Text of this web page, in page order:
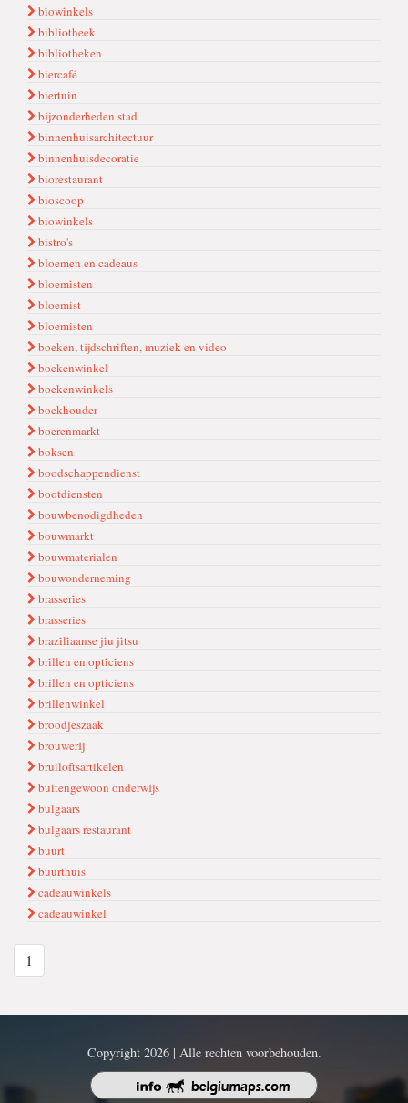
bi̇owi̇nkels
bibliotheek
bibliotheken
biercafé
biertuin
bijzonderheden stad
binnenhuisarchitectuur
binnenhuisdecoratie
biorestaurant
bioscoop
biowinkels
bistro's
bloemen en cadeaus
bloemi̇sten
bloemist
bloemisten
boeken, tijdschriften, muziek en video
boekenwinkel
boekenwinkels
boekhouder
boerenmarkt
boksen
boodschappendienst
bootdiensten
bouwbenodigdheden
bouwmarkt
bouwmaterialen
bouwonderneming
brasseri̇es
brasseries
brazi̇li̇aanse ji̇u ji̇tsu
bri̇llen en opti̇ci̇ens
brillen en opticiens
brillenwinkel
broodjeszaak
brouwerij
bruiloftsartikelen
buitengewoon onderwijs
bulgaars
bulgaars restaurant
buurt
buurthuis
cadeauwi̇nkels
cadeauwinkel
1
Copyright 2026 | Alle rechten voorbehouden.